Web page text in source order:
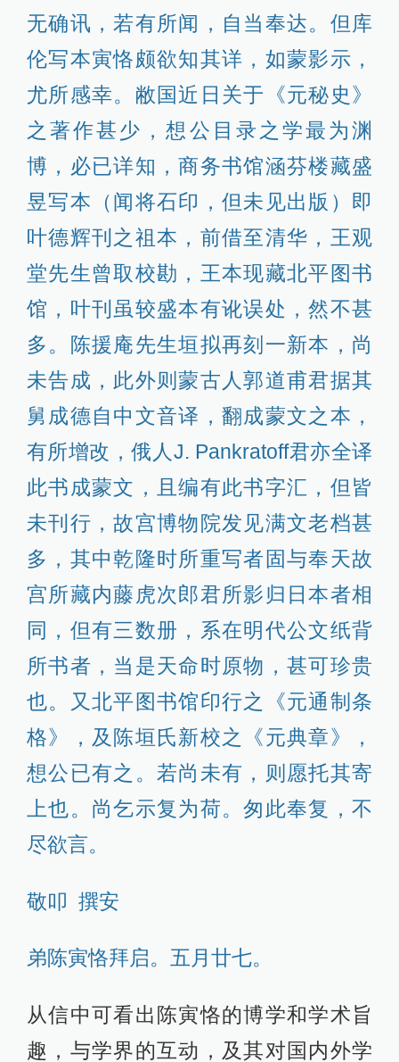
无确讯，若有所闻，自当奉达。但库
伦写本寅恪颇欲知其详，如蒙影示，
尤所感幸。敝国近日关于《元秘史》
之著作甚少，想公目录之学最为渊
博，必已详知，商务书馆涵芬楼藏盛
昱写本（闻将石印，但未见出版）即
叶德辉刊之祖本，前借至清华，王观
堂先生曾取校勘，王本现藏北平图书
馆，叶刊虽较盛本有讹误处，然不甚
多。陈援庵先生垣拟再刻一新本，尚
未告成，此外则蒙古人郭道甫君据其
舅成德自中文音译，翻成蒙文之本，
有所增改，俄人J. Pankratoff君亦全译
此书成蒙文，且编有此书字汇，但皆
未刊行，故宫博物院发见满文老档甚
多，其中乾隆时所重写者固与奉天故
宫所藏内藤虎次郎君所影归日本者相
同，但有三数册，系在明代公文纸背
所书者，当是天命时原物，甚可珍贵
也。又北平图书馆印行之《元通制条
格》，及陈垣氏新校之《元典章》，
想公已有之。若尚未有，则愿托其寄
上也。尚乞示复为荷。匆此奉复，不
尽欲言。
敬叩 撰安
弟陈寅恪拜启。五月廿七。
从信中可看出陈寅恪的博学和学术旨
趣，与学界的互动，及其对国内外学